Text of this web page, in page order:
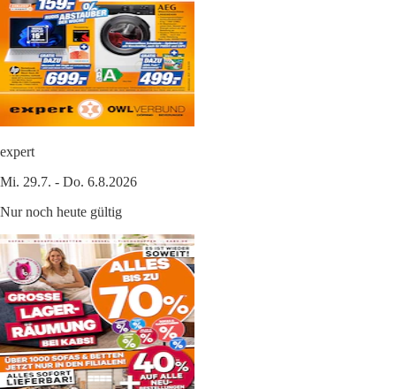
expert
Mi. 29.7. - Do. 6.8.2026
Nur noch heute gültig